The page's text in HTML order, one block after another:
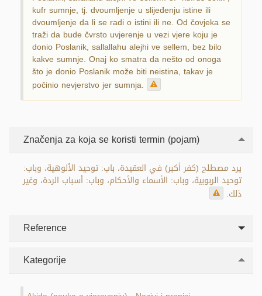
kufr sumnje, tj. dvoumljenje u slijeđenju istine ili
dvoumljenje da li se radi o istini ili ne. Od čovjeka se
traži da bude čvrsto uvjerenje u vezi vjere koju je
donio Poslanik, sallallahu alejhi ve sellem, bez bilo
kakve sumnje. Onaj ko smatra da nešto od onoga
što je donio Poslanik može biti neistina, takav je
počinio nevjerstvo jer sumnja.
Značenja za koja se koristi termin (pojam)
يرد مصطلح (كفر أكبر) في العقيدة، باب: توحيد الألوهية، وباب:
توحيد الربوبية، وباب: الأسماء والأحكام، وباب: أسباب الردة، وغير
ذلك.
Reference
Kategorije